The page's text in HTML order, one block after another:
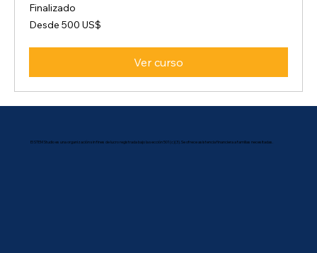
Finalizado
Desde
500
Desde 500 US$
Ver curso
El STEM Studio es una organización sin fines de lucro registrada bajo la sección 501(c)(3). Se ofrece asistencia financiera a familias necesitadas.